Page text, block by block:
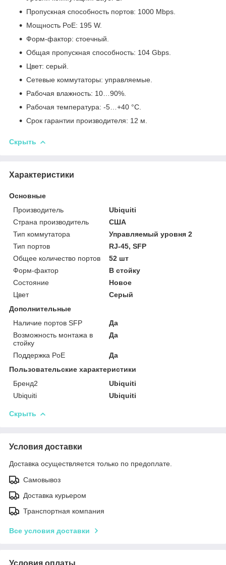
Пропускная способность портов: 1000 Mbps.
Мощность PoE: 195 W.
Форм-фактор: стоечный.
Общая пропускная способность: 104 Gbps.
Цвет: серый.
Сетевые коммутаторы: управляемые.
Рабочая влажность: 10…90%.
Рабочая температура: -5…+40 °C.
Срок гарантии производителя: 12 м.
Скрыть
Характеристики
Основные
Производитель
Ubiquiti
Страна производитель
США
Тип коммутатора
Управляемый уровня 2
Тип портов
RJ-45, SFP
Общее количество портов
52 шт
Форм-фактор
В стойку
Состояние
Новое
Цвет
Серый
Дополнительные
Наличие портов SFP
Да
Возможность монтажа в
стойку
Да
Поддержка PoE
Да
Пользовательские характеристики
Бренд2
Ubiquiti
Ubiquiti
Ubiquiti
Скрыть
Условия доставки
Доставка осуществляется только по предоплате.
Самовывоз
Доставка курьером
Транспортная компания
Все условия доставки
Условия оплаты